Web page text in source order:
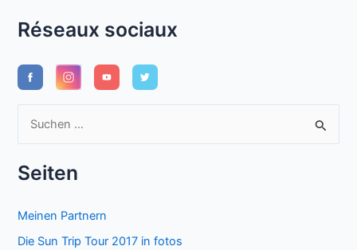
Réseaux sociaux
h
Seiten
Meinen Partnern
Die Sun Trip Tour 2017 in fotos